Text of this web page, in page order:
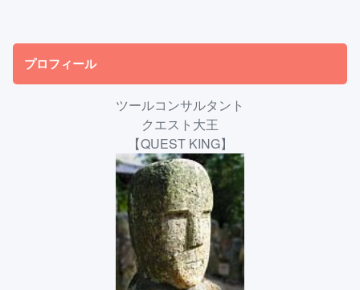
プロフィール
ツールコンサルタント
クエスト大王
【QUEST KING】